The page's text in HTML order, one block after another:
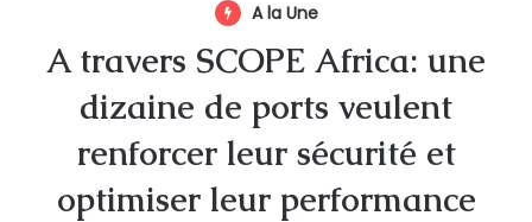
A la Une
A travers SCOPE Africa: une
dizaine de ports veulent
renforcer leur sécurité et
optimiser leur performance